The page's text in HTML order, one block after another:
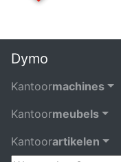
Dymo
Kantoormachines
Kantoormeubels
Kantoorartikelen